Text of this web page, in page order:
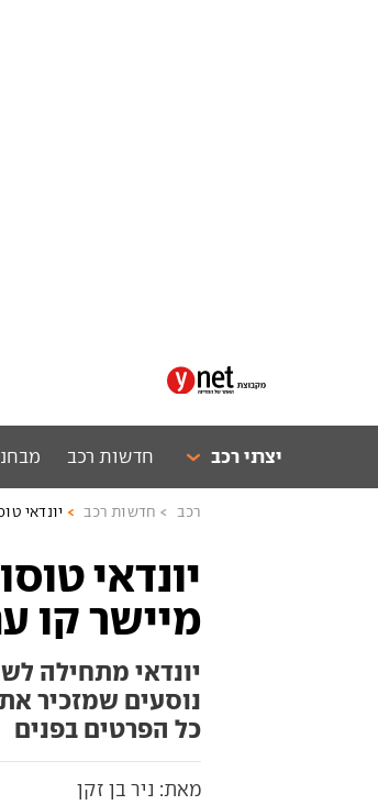
יצרני רכב חדשות רכב
רכב חדשות רכב יונדאי
יונדאי
מיישר קו
יונדאי מתחילה
נוסעים שמזכיר
כל הפרטים בפנים
מאת: ניר בן זקן